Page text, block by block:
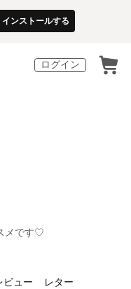
インストールする
ログイン
メです♡
ビュー レター